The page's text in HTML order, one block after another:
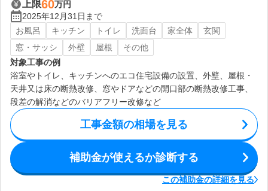
上限60万円
2025年12月31日まで
お風呂
キッチン トイレ 洗面台 家全体
玄関
窓・サッシ
外壁 屋根
その他
対象工事の例
浴室やトイレ、キッチンへのエコ住宅設備の設置、外壁、屋根・
天井又は床の断熱改修、窓やドアなどの開口部の断熱改修工事、
段差の解消などのバリアフリー改修など
工事金額の相場を見る
補助金が使えるか診断する
この補助金の詳細を見る